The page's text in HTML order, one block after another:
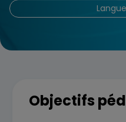
Objectifs